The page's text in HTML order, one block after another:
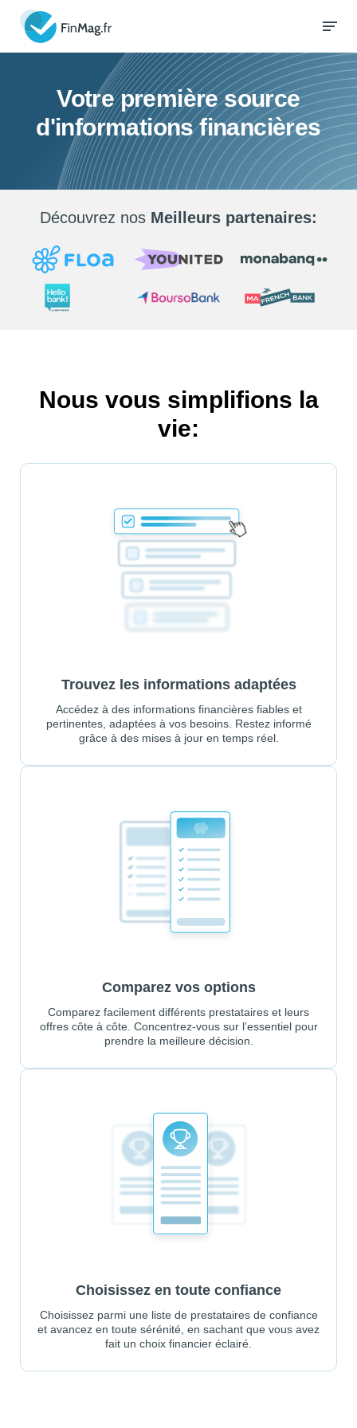
Votre première source
d'informations financières
Découvrez nos Meilleurs partenaires:
Nous vous simplifions la
vie:
Trouvez les informations adaptées
Accédez à des informations financières fiables et
pertinentes, adaptées à vos besoins. Restez informé
grâce à des mises à jour en temps réel.
Comparez vos options
Comparez facilement différents prestataires et leurs
offres côte à côte. Concentrez-vous sur l’essentiel pour
prendre la meilleure décision.
Choisissez en toute confiance
Choisissez parmi une liste de prestataires de confiance
et avancez en toute sérénité, en sachant que vous avez
fait un choix financier éclairé.